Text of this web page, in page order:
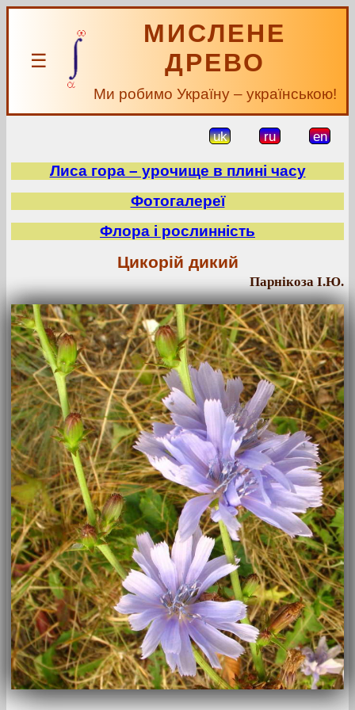
☰
МИСЛЕНЕ
ДРЕВО
Ми робимо Україну – українською!
uk ru en
Лиса гора – урочище в плині часу
Фотогалереї
Флора і рослинність
Цикорій дикий
Парнікоза І.Ю.